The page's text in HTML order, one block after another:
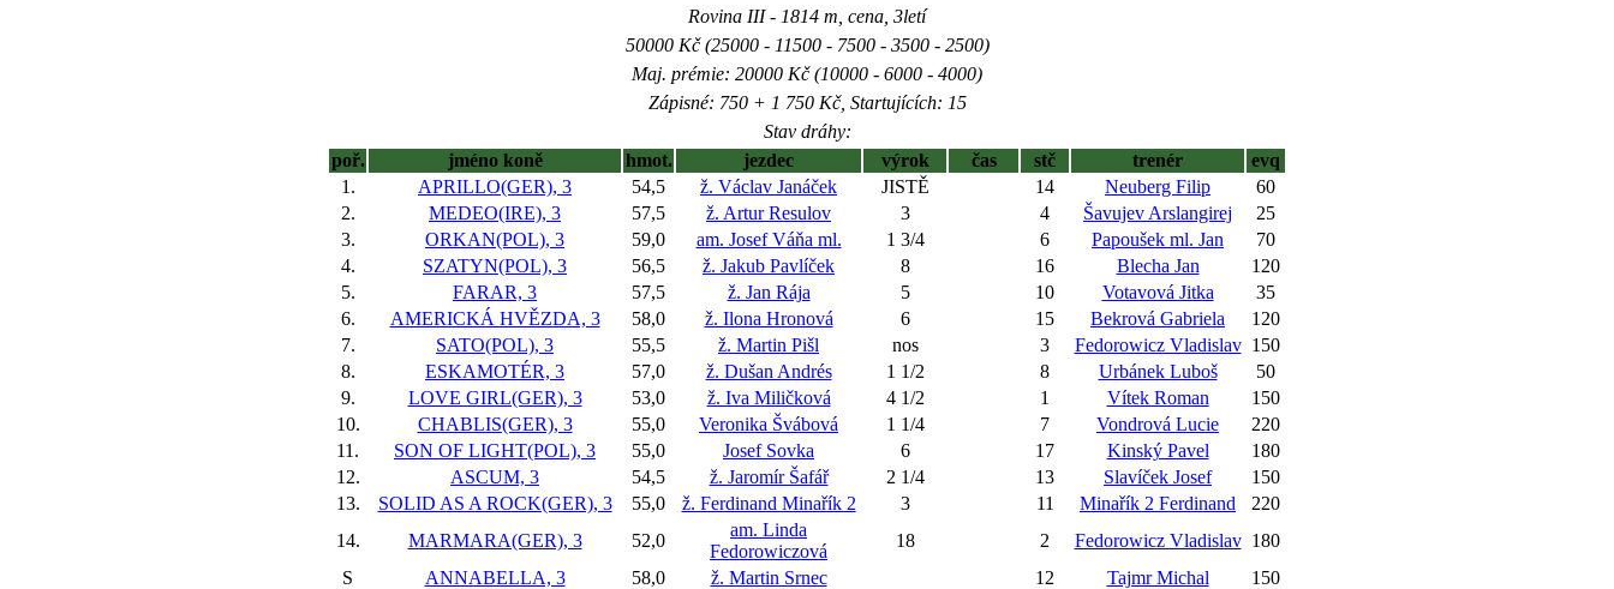
Rovina III - 1814 m, cena, 3letí
50000 Kč (25000 - 11500 - 7500 - 3500 - 2500)
Maj. prémie: 20000 Kč (10000 - 6000 - 4000)
Zápisné: 750 + 1 750 Kč, Startujících: 15
Stav dráhy:
poř.
jméno koně hmot. jezdec výrok čas stč trenér
evq
1.
APRILLO(GER), 3 54,5 ž. Václav Janáček JISTĚ 14 Neuberg Filip
60
2.
MEDEO(IRE), 3 57,5 ž. Artur Resulov 3 4 Šavujev Arslangirej
25
3.
ORKAN(POL), 3 59,0 am. Josef Váňa ml. 1 3/4 6 Papoušek ml. Jan
70
4.
SZATYN(POL), 3 56,5 ž. Jakub Pavlíček 8 16 Blecha Jan
120
5.
FARAR, 3 57,5 ž. Jan Rája 5 10 Votavová Jitka
35
6.
AMERICKÁ HVĚZDA, 3 58,0 ž. Ilona Hronová 6 15 Bekrová Gabriela
120
7.
SATO(POL), 3 55,5 ž. Martin Pišl nos 3 Fedorowicz Vladislav 150
8.
ESKAMOTÉR, 3 57,0 ž. Dušan Andrés 1 1/2 8 Urbánek Luboš
50
9.
LOVE GIRL(GER), 3 53,0 ž. Iva Miličková 4 1/2 1 Vítek Roman
150
10.
CHABLIS(GER), 3 55,0 Veronika Švábová 1 1/4 7 Vondrová Lucie
220
11.
SON OF LIGHT(POL), 3 55,0 Josef Sovka 6 17 Kinský Pavel
180
12.
ASCUM, 3 54,5 ž. Jaromír Šafář 2 1/4 13 Slavíček Josef
150
13.
SOLID AS A ROCK(GER), 3 55,0 ž. Ferdinand Minařík 2 3 11 Minařík 2 Ferdinand
220
14.
MARMARA(GER), 3 52,0
am. Linda
Fedorowiczová
18 2 Fedorowicz Vladislav 180
S
ANNABELLA, 3 58,0 ž. Martin Srnec 12 Tajmr Michal
150